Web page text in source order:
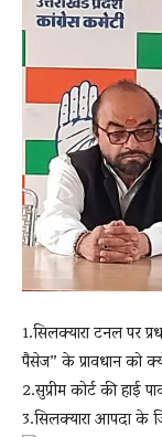
News
1.सिलक्यारा टनल पर
पैसेज” के प्रावधान को
2.सुप्रीम कोर्ट की हाई
3.सिलक्यारा आपदा के